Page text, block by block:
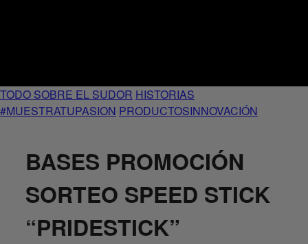
TODO SOBRE EL SUDOR HISTORIAS
#MUESTRATUPASION PRODUCTOSINNOVACIÓN
BASES PROMOCIÓN
SORTEO SPEED STICK
“PRIDESTICK”